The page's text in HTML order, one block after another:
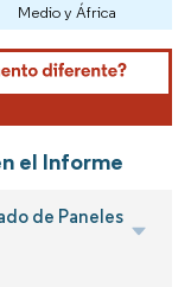
Medio y África
el Informe
de Paneles